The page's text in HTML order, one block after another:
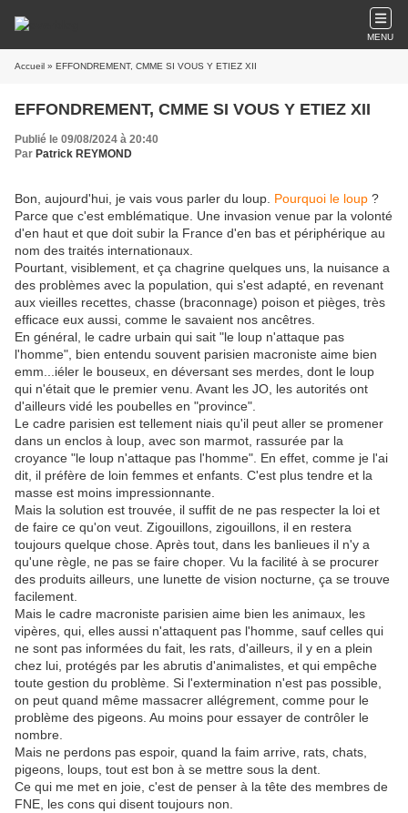
MENU
Accueil » EFFONDREMENT, CMME SI VOUS Y ETIEZ XII
EFFONDREMENT, CMME SI VOUS Y ETIEZ XII
Publié le 09/08/2024 à 20:40
Par Patrick REYMOND
Bon, aujourd'hui, je vais vous parler du loup. Pourquoi le loup ?
Parce que c'est emblématique. Une invasion venue par la volonté
d'en haut et que doit subir la France d'en bas et périphérique au
nom des traités internationaux.
Pourtant, visiblement, et ça chagrine quelques uns, la nuisance a
des problèmes avec la population, qui s'est adapté, en revenant
aux vieilles recettes, chasse (braconnage) poison et pièges, très
efficace eux aussi, comme le savaient nos ancêtres.
En général, le cadre urbain qui sait "le loup n'attaque pas
l'homme", bien entendu souvent parisien macroniste aime bien
emm...iéler le bouseux, en déversant ses merdes, dont le loup
qui n'était que le premier venu. Avant les JO, les autorités ont
d'ailleurs vidé les poubelles en "province".
Le cadre parisien est tellement niais qu'il peut aller se promener
dans un enclos à loup, avec son marmot, rassurée par la
croyance "le loup n'attaque pas l'homme". En effet, comme je l'ai
dit, il préfère de loin femmes et enfants. C'est plus tendre et la
masse est moins impressionnante.
Mais la solution est trouvée, il suffit de ne pas respecter la loi et
de faire ce qu'on veut. Zigouillons, zigouillons, il en restera
toujours quelque chose. Après tout, dans les banlieues il n'y a
qu'une règle, ne pas se faire choper. Vu la facilité à se procurer
des produits ailleurs, une lunette de vision nocturne, ça se trouve
facilement.
Mais le cadre macroniste parisien aime bien les animaux, les
vipères, qui, elles aussi n'attaquent pas l'homme, sauf celles qui
ne sont pas informées du fait, les rats, d'ailleurs, il y en a plein
chez lui, protégés par les abrutis d'animalistes, et qui empêche
toute gestion du problème. Si l'extermination n'est pas possible,
on peut quand même massacrer allégrement, comme pour le
problème des pigeons. Au moins pour essayer de contrôler le
nombre.
Mais ne perdons pas espoir, quand la faim arrive, rats, chats,
pigeons, loups, tout est bon à se mettre sous la dent.
Ce qui me met en joie, c'est de penser à la tête des membres de
FNE, les cons qui disent toujours non.